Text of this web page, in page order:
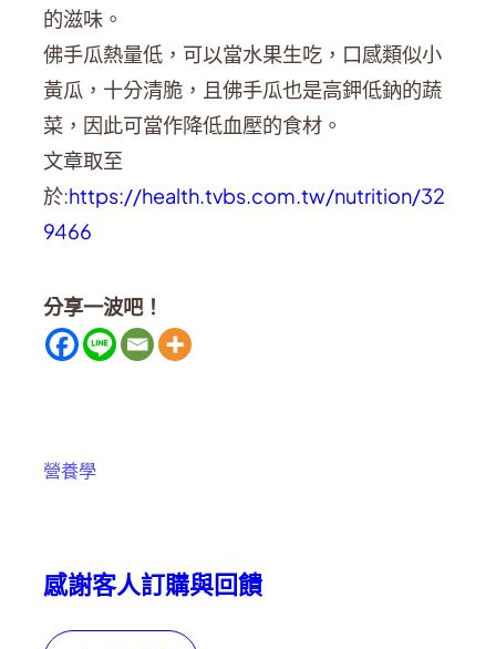
的滋味。
佛手瓜熱量低，可以當水果生吃，口感類似小
黃瓜，十分清脆，且佛手瓜也是高鉀低鈉的蔬
菜，因此可當作降低血壓的食材。
文章取至
於:https://health.tvbs.com.tw/nutrition/32
9466
分享一波吧！
營養學
感謝客人訂購與回饋